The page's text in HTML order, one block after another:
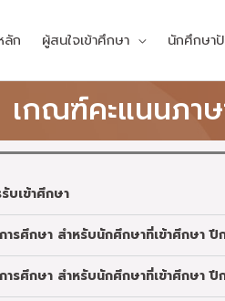
ลัก ผู้สนใจเข้าศึกษา นักศึกษา
เกณฑ์คะแนนภ
บเข้าศึกษา
ารศึกษา สำหรับนักศึกษาที่เข้าศึกษา
รศึกษา สำหรับนักศึกษาที่เข้าศึกษา